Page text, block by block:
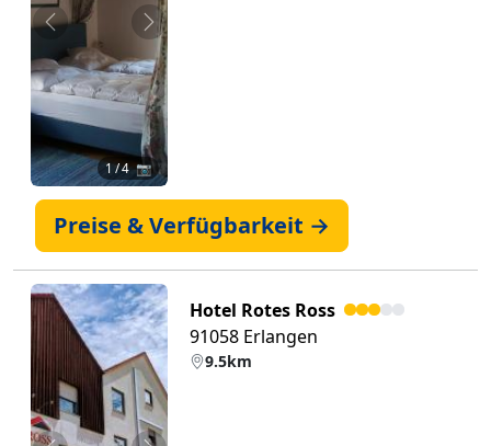
Zurück Weiter
1/ 4 📷
Preise & Verfügbarkeit →
Hotel Rotes Ross
91058 Erlangen
9.5km